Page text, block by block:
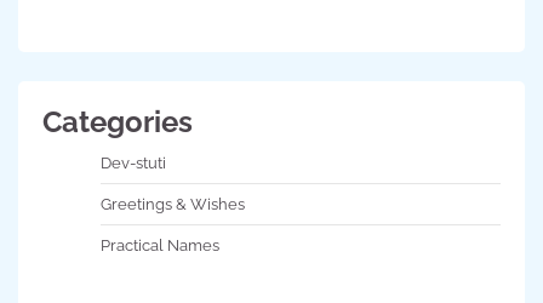
Categories
Dev-stuti
Greetings & Wishes
Practical Names